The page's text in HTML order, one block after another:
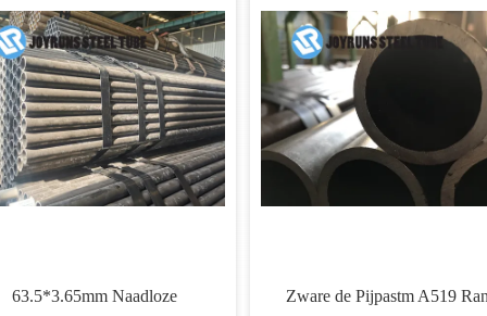
A519 Rang
Naadloze de Boilerbuizen 20M